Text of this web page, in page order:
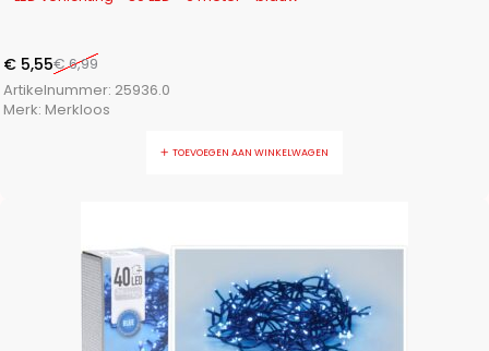
€6,99
€ 5,55
Artikelnummer: 25936.0
Merk: Merkloos
TOEVOEGEN AAN WINKELWAGEN